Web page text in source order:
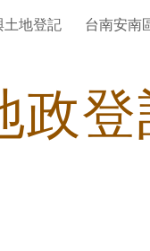
content
土地登記 台南安南
政